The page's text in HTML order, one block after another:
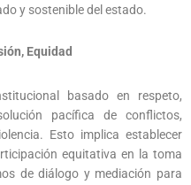
y sostenible del estado.
Equidad
basado en respeto,
pacífica de conflictos,
Esto implica establecer
equitativa en la toma
de diálogo y mediación para